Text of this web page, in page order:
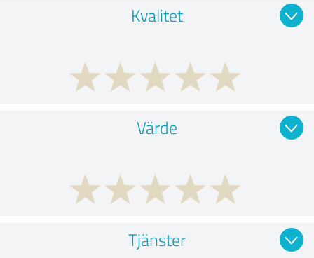
Kvalitet
Värde
Tjänster